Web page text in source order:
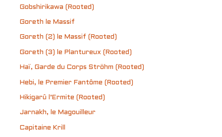
Gobshirikawa (Rooted)
Goreth le Massif
Goreth (2) le Massif (Rooted)
Goreth (3) le Plantureux (Rooted)
Haï, Garde du Corps Ströhm (Rooted)
Hebi, le Premier Fantôme (Rooted)
Hikigarû l’Ermite (Rooted)
Jarnakh, le Magouilleur
Capitaine Krill